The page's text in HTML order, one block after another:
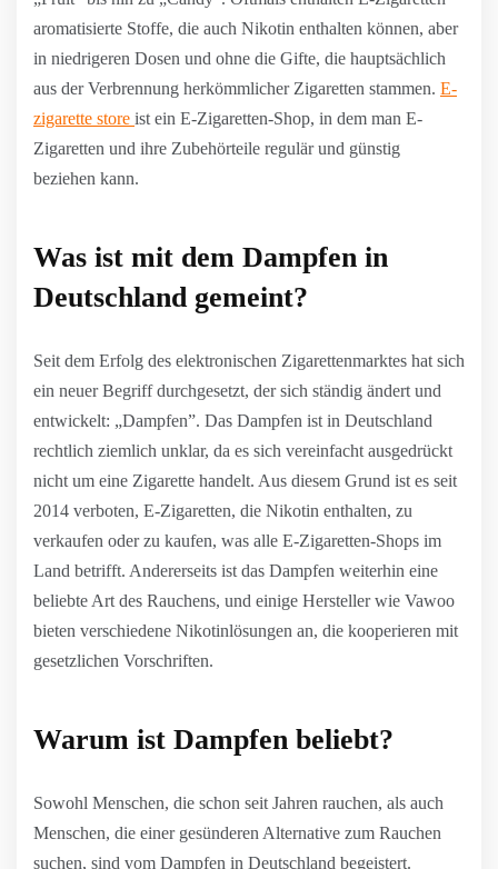
aromatisierte Stoffe, die auch Nikotin enthalten können, aber
in niedrigeren Dosen und ohne die Gifte, die hauptsächlich
aus der Verbrennung herkömmlicher Zigaretten stammen. E-
zigarette store ist ein E-Zigaretten-Shop, in dem man E-
Zigaretten und ihre Zubehörteile regulär und günstig
beziehen kann.
Was ist mit dem Dampfen in
Deutschland gemeint?
Seit dem Erfolg des elektronischen Zigarettenmarktes hat sich
ein neuer Begriff durchgesetzt, der sich ständig ändert und
entwickelt: „Dampfen”. Das Dampfen ist in Deutschland
rechtlich ziemlich unklar, da es sich vereinfacht ausgedrückt
nicht um eine Zigarette handelt. Aus diesem Grund ist es seit
2014 verboten, E-Zigaretten, die Nikotin enthalten, zu
verkaufen oder zu kaufen, was alle E-Zigaretten-Shops im
Land betrifft. Andererseits ist das Dampfen weiterhin eine
beliebte Art des Rauchens, und einige Hersteller wie Vawoo
bieten verschiedene Nikotinlösungen an, die kooperieren mit
gesetzlichen Vorschriften.
Warum ist Dampfen beliebt?
Sowohl Menschen, die schon seit Jahren rauchen, als auch
Menschen, die einer gesünderen Alternative zum Rauchen
suchen, sind vom Dampfen in Deutschland begeistert.